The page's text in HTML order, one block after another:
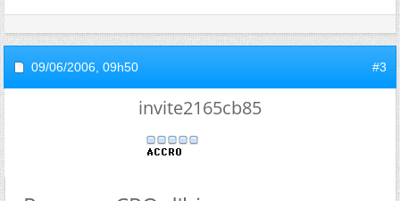
09/06/2006, 09h50 #3
invite2165cb85